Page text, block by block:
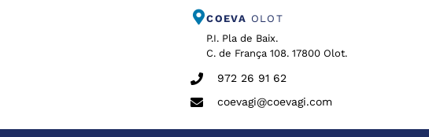
COEVA OLOT
P.I. Pla de Baix.
C. de França 108. 17800 Olot.
972 26 91 62
coevagi@coevagi.com